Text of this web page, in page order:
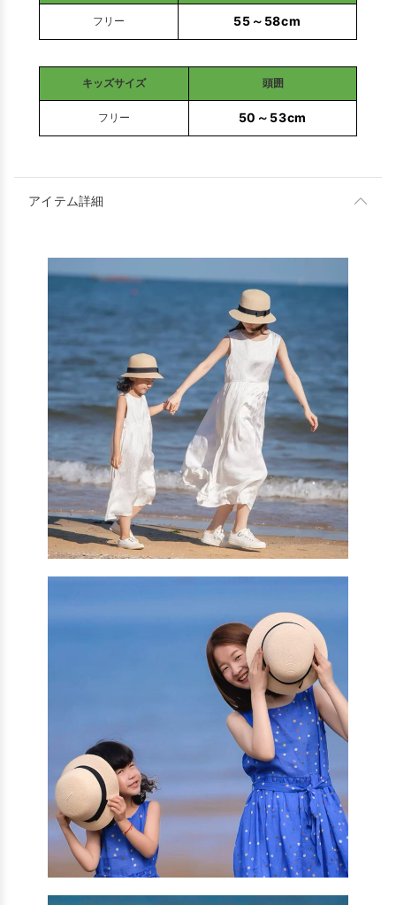
フリー 55～58cm
キッズサイズ 頭囲
フリー 50～53cm
アイテム詳細